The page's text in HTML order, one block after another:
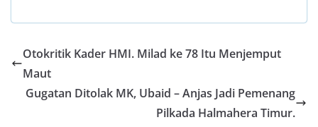
e
b
o
at
s
p
itt
er
e
gr
m
ar
e
Otokritik Kader HMI. Milad ke 78 Itu Menjemput
Maut
Gugatan Ditolak MK, Ubaid – Anjas Jadi Pemenang
Pilkada Halmahera Timur.